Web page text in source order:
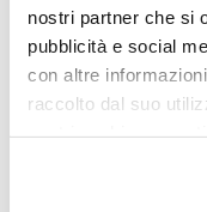
nostri partner che si
pubblicità e social
con altre
raccolto dal suo
Showing the single